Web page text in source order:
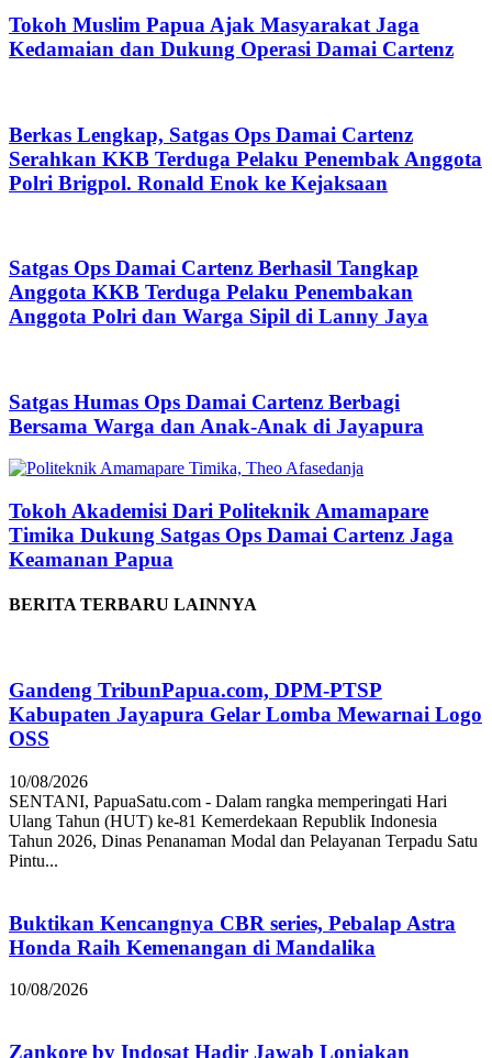
Tokoh Muslim Papua Ajak Masyarakat Jaga
Kedamaian dan Dukung Operasi Damai Cartenz
Berkas Lengkap, Satgas Ops Damai Cartenz
Serahkan KKB Terduga Pelaku Penembak Anggota
Polri Brigpol. Ronald Enok ke Kejaksaan
Satgas Ops Damai Cartenz Berhasil Tangkap
Anggota KKB Terduga Pelaku Penembakan
Anggota Polri dan Warga Sipil di Lanny Jaya
Satgas Humas Ops Damai Cartenz Berbagi
Bersama Warga dan Anak-Anak di Jayapura
Tokoh Akademisi Dari Politeknik Amamapare
Timika Dukung Satgas Ops Damai Cartenz Jaga
Keamanan Papua
BERITA TERBARU LAINNYA
Gandeng TribunPapua.com, DPM-PTSP
Kabupaten Jayapura Gelar Lomba Mewarnai Logo
OSS
10/08/2026
SENTANI, PapuaSatu.com - Dalam rangka memperingati Hari
Ulang Tahun (HUT) ke-81 Kemerdekaan Republik Indonesia
Tahun 2026, Dinas Penanaman Modal dan Pelayanan Terpadu Satu
Pintu...
Buktikan Kencangnya CBR series, Pebalap Astra
Honda Raih Kemenangan di Mandalika
10/08/2026
Zankore by Indosat Hadir Jawab Lonjakan